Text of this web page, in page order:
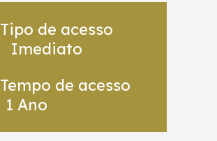
Tipo de acesso
Imediato
Tempo de acesso
1 Ano